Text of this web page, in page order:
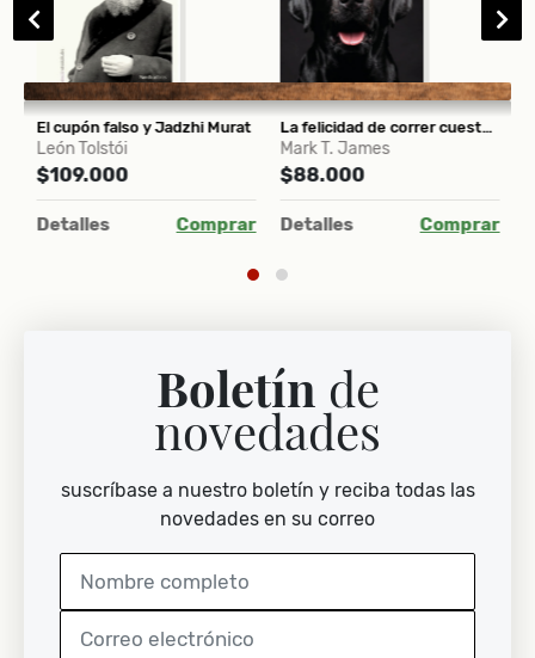
El cupón falso y Jadzhi Murat
León Tolstói
$109.000
Detalles Comprar
La felicidad de correr cuesta arriba
Mark T. James
$88.000
Detalles Comprar
Boletín de
novedades
suscríbase a nuestro boletín y reciba todas las
novedades en su correo